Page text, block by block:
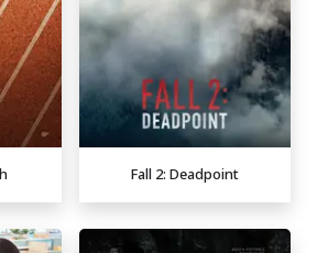
Fall 2: Deadpoint